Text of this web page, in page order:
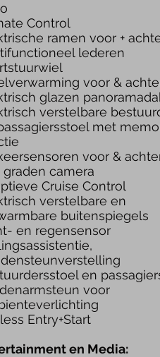
Control
ramen voor +
lederen
voor &
glazen
verstelbare
met
n voor & ac
graden camera
Cruise Control
verstelbare en
buitenspiegels
en regensensor
en
voor
Entry+Start
en Media: